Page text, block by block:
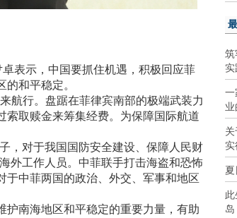
表示，中国要抓住机遇，积极回应菲
和平稳定。
行。盘踞在菲律宾南部的极端武装力
取赎金来筹集经费。为保障国际航道
对于我国国防安全建设、保障人民财
外工作人员。中菲联手打击海盗和恐怖
中菲两国的政治、外交、军事和地区
南海地区和平稳定的重要力量，有助
岛